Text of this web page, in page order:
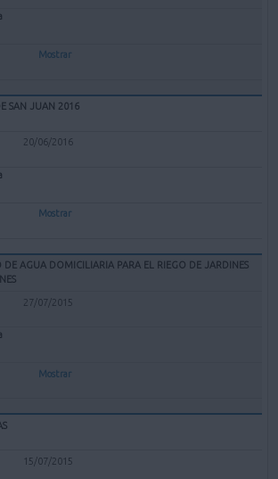
Mostrar
SAN JUAN 2016
20/06/2016
Mostrar
DE AGUA DOMICILIARIA PARA EL RIEGO DE JARDINES
27/07/2015
Mostrar
15/07/2015